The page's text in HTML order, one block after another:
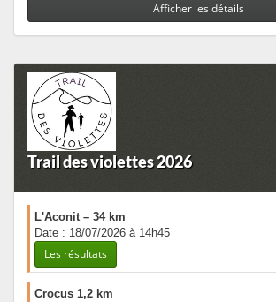
Afficher les détails
Trail des violettes 2026
L'Aconit – 34 km
Date : 18/07/2026 à 14h45
Les résultats
Crocus 1,2 km